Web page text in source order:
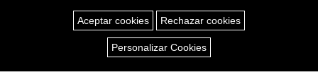
opens
page
opens
page
opens
page
opens
in
Aceptar cookies Rechazar cookies
Personalizar Cookies